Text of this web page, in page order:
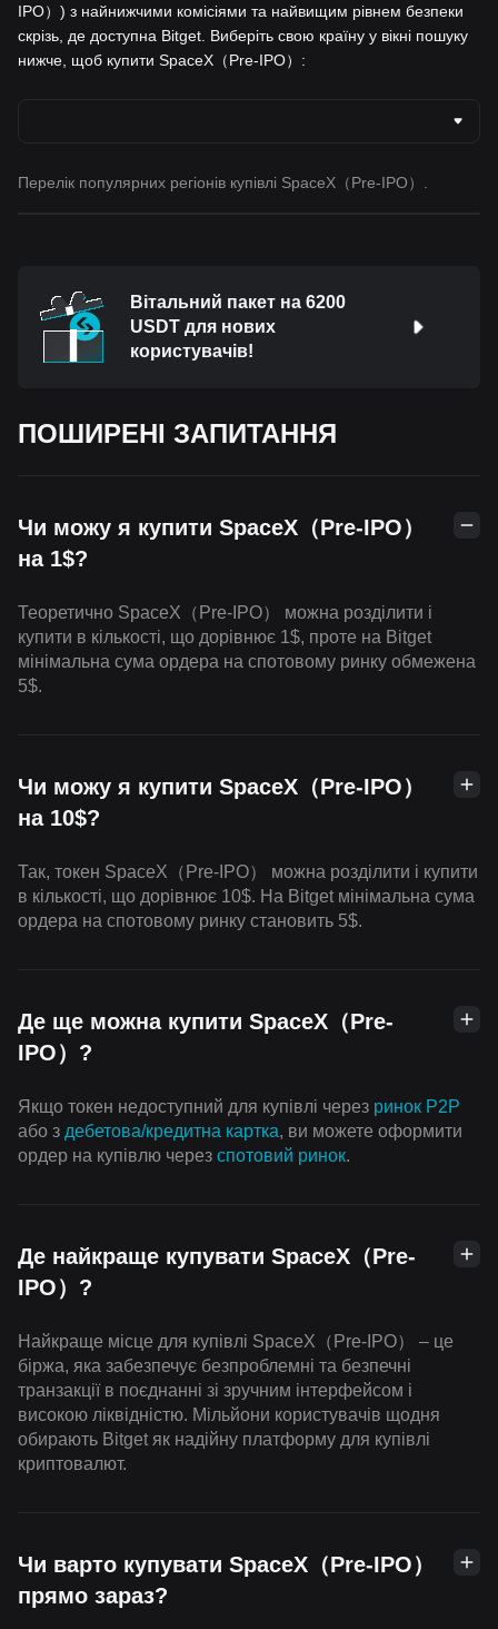
IPO）) з найнижчими комісіями та найвищим рівнем безпеки
скрізь, де доступна Bitget. Виберіть свою країну у вікні пошуку
нижче, щоб купити SpaceX（Pre-IPO）:
Перелік популярних регіонів купівлі SpaceX（Pre-IPO）.
Вітальний пакет на 6200
USDT для нових
користувачів!
ПОШИРЕНІ ЗАПИТАННЯ
Чи можу я купити SpaceX（Pre-IPO）
на 1$?
Теоретично SpaceX（Pre-IPO） можна розділити і
купити в кількості, що дорівнює 1$, проте на Bitget
мінімальна сума ордера на спотовому ринку обмежена
5$.
Чи можу я купити SpaceX（Pre-IPO）
на 10$?
Так, токен SpaceX（Pre-IPO） можна розділити і купити
в кількості, що дорівнює 10$. На Bitget мінімальна сума
ордера на спотовому ринку становить 5$.
Де ще можна купити SpaceX（Pre-
IPO）?
Якщо токен недоступний для купівлі через ринок P2P
або з дебетова/кредитна картка, ви можете оформити
ордер на купівлю через спотовий ринок.
Де найкраще купувати SpaceX（Pre-
IPO）?
Найкраще місце для купівлі SpaceX（Pre-IPO） – це
біржа, яка забезпечує безпроблемні та безпечні
транзакції в поєднанні зі зручним інтерфейсом і
високою ліквідністю. Мільйони користувачів щодня
обирають Bitget як надійну платформу для купівлі
криптовалют.
Чи варто купувати SpaceX（Pre-IPO）
прямо зараз?